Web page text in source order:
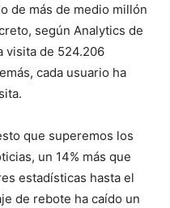
de más de medio millón
según Analytics de
visita de 524.206
cada usuario ha
que superemos los
un 14% más que
estadísticas hasta el
de rebote ha caído un